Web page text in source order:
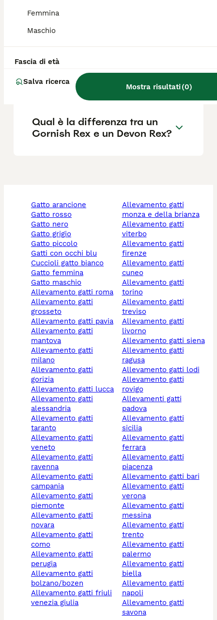
Femmina
Maschio
Fascia di età
Salva ricerca
Mostra risultati(0)
Cornish Rex?
Il Cornish Rex è un gatto
riccio?
Qual è la differenza tra un
Cornish Rex e un Devon Rex?
gatto arancione
gatto rosso
gatto nero
gatto grigio
gatto piccolo
gatti con occhi blu
cuccioli gatto bianco
gatto femmina
gatto maschio
allevamento gatti roma
allevamento gatti
grosseto
allevamento gatti pavia
allevamento gatti
mantova
allevamento gatti
milano
allevamento gatti
gorizia
allevamento gatti lucca
allevamento gatti
alessandria
allevamento gatti
taranto
allevamento gatti
veneto
allevamento gatti
ravenna
allevamento gatti
campania
allevamento gatti
piemonte
allevamento gatti
novara
allevamento gatti
como
allevamento gatti
perugia
allevamento gatti
bolzano/bozen
allevamento gatti friuli
venezia giulia
allevamento gatti
monza e della brianza
allevamento gatti
viterbo
allevamento gatti
firenze
allevamento gatti
cuneo
allevamento gatti
torino
allevamento gatti
treviso
allevamento gatti
livorno
allevamento gatti siena
allevamento gatti
ragusa
allevamento gatti lodi
allevamento gatti
rovigo
allevamenti gatti
padova
allevamento gatti
sicilia
allevamento gatti
ferrara
allevamento gatti
piacenza
allevamento gatti bari
allevamento gatti
verona
allevamento gatti
messina
allevamento gatti
trento
allevamento gatti
palermo
allevamento gatti
biella
allevamento gatti
napoli
allevamento gatti
savona